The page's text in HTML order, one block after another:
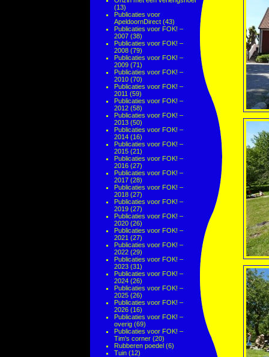
(13)
Publicaties voor
ApeldoornDirect (43)
Publicaties voor FOK! –
2007 (38)
Publicaties voor FOK! –
2008 (79)
Publicaties voor FOK! –
2009 (71)
Publicaties voor FOK! –
2010 (70)
Publicaties voor FOK! –
2011 (59)
Publicaties voor FOK! –
2012 (58)
Publicaties voor FOK! –
2013 (50)
Publicaties voor FOK! –
2014 (16)
Publicaties voor FOK! –
2015 (21)
Publicaties voor FOK! –
2016 (27)
Publicaties voor FOK! –
2017 (28)
Publicaties voor FOK! –
2018 (27)
Publicaties voor FOK! –
2019 (27)
Publicaties voor FOK! –
2020 (26)
Publicaties voor FOK! –
2021 (27)
Publicaties voor FOK! –
2022 (29)
Publicaties voor FOK! –
2023 (31)
Publicaties voor FOK! –
2024 (26)
Publicaties voor FOK! –
2025 (26)
Publicaties voor FOK! –
2026 (16)
Publicaties voor FOK! –
overig (69)
Publicaties voor FOK! –
Tim's corner (20)
Rubberen poedel (6)
Tuin (12)